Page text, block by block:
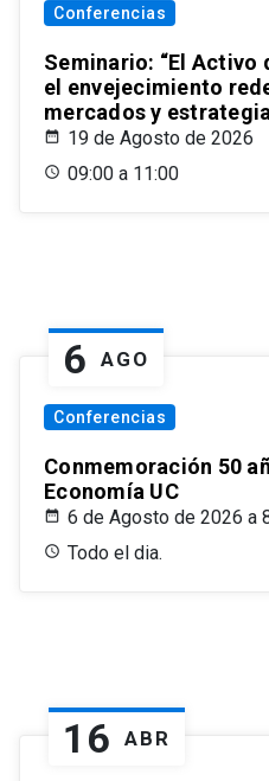
Conferencias
Seminario: “El Activo
el envejecimiento
mercados y
19 de Agosto de 2026
09:00 a 11:00
6 AGO
Conferencias
Conmemoración 50
Economía UC
6 de Agosto de 2026 a
Todo el dia.
16 ABR